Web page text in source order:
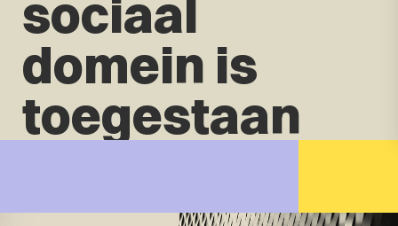
sociaal
domein is
toegestaan